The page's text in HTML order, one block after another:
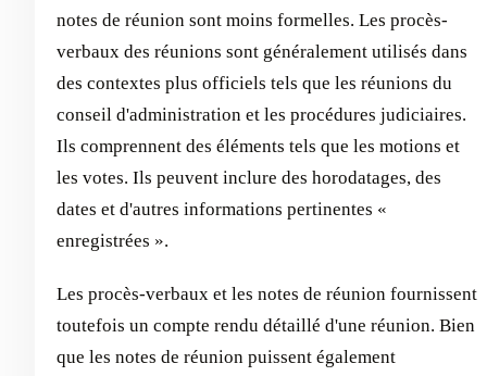
notes de réunion sont moins formelles. Les procès-
verbaux des réunions sont généralement utilisés dans
des contextes plus officiels tels que les réunions du
conseil d'administration et les procédures judiciaires.
Ils comprennent des éléments tels que les motions et
les votes. Ils peuvent inclure des horodatages, des
dates et d'autres informations pertinentes «
enregistrées ».
Les procès-verbaux et les notes de réunion fournissent
toutefois un compte rendu détaillé d'une réunion. Bien
que les notes de réunion puissent également